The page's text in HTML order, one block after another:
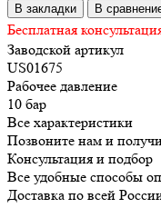
В закладки
В
Бесплатная
Заводской артикул
US01675
Рабочее давление
10 бар
Все характеристики
Позвоните нам и
Консультация и подбор
Все удобные способы
Доставка по всей